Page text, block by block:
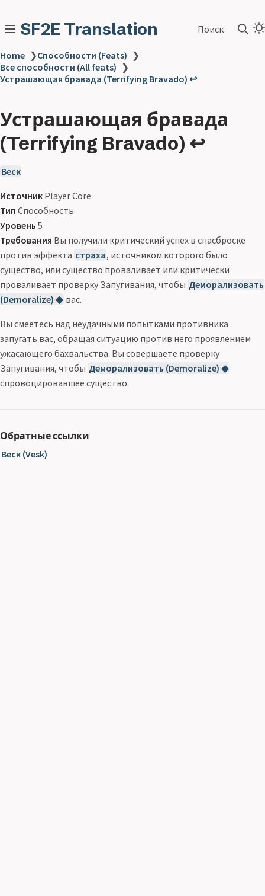
SF2E Translation Поиск
Home ❯Способности (Feats) ❯
Все способности (All feats) ❯
Устрашающая бравада (Terrifying Bravado) ↩
Устрашающая бравада
(Terrifying Bravado) ↩
Веск
Источник Player Core
Тип Способность
Уровень 5
Требования Вы получили критический успех в спасброске
против эффекта страха, источником которого было
существо, или существо проваливает или критически
проваливает проверку Запугивания, чтобы Деморализовать
(Demoralize) ◆ вас.
Вы смеётесь над неудачными попытками противника
запугать вас, обращая ситуацию против него проявлением
ужасающего бахвальства. Вы совершаете проверку
Запугивания, чтобы Деморализовать (Demoralize) ◆
спровоцировавшее существо.
Обратные ссылки
Веск (Vesk)